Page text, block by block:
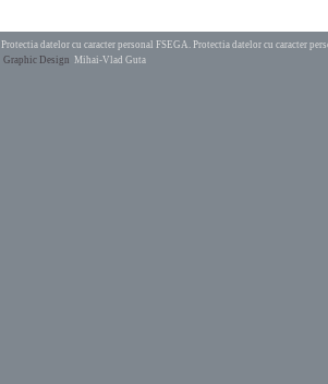
Protectia datelor cu caracter personal FSEGA. Protectia datelor cu caracter
Graphic Design Mihai-Vlad Guta